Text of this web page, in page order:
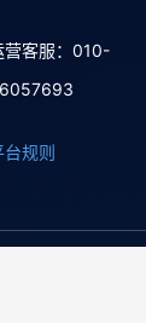
营客服：010-
台规则